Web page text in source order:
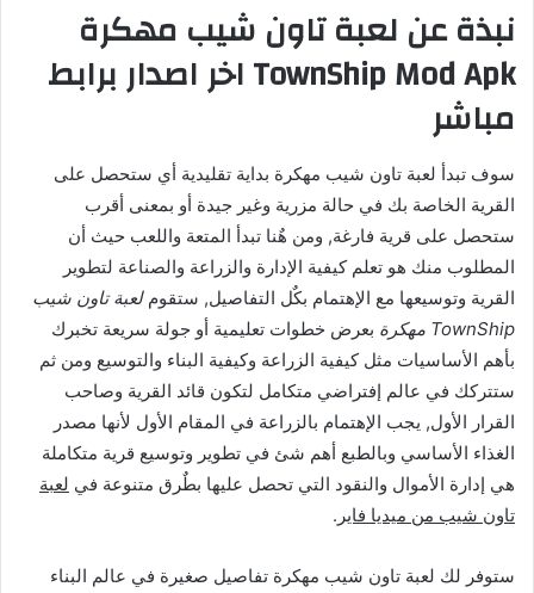
نبذة عن لعبة تاون شيب مهكرة
TownShip Mod Apk اخر اصدار برابط
مباشر
سوف تبدأ لعبة تاون شيب مهكرة بداية تقليدية أي ستحصل على
القرية الخاصة بك في حالة مزرية وغير جيدة أو بمعنى أقرب
ستحصل على قرية فارغة, ومن هٌنا تبدأ المتعة واللعب حيث أن
المطلوب منك هو تعلم كيفية الإدارة والزراعة والصناعة لتطوير
القرية وتوسيعها مع الإهتمام بكٌل التفاصيل, ستقوملعبة تاون شيب
TownShip مهكرة
بعرض خطوات تعليمية أو جولة سريعة تخبرك
بأهم الأساسيات مثل كيفية الزراعة وكيفية البناء والتوسيع ومن ثم
ستتركك في عالم إفتراضي متكامل لتكون قائد القرية وصاحب
القرار الأول, يجب الإهتمام بالزراعة في المقام الأول لأنها مصدر
الغذاء الأساسي وبالطبع أهم شئ في تطوير وتوسيع قرية متكاملة
هي إدارة الأموال والنقود التي تحصل عليها بطٌرق متنوعة في لعبة
تاون شيب من ميديا فاير .
ستوفر لك لعبة تاون شيب مهكرة تفاصيل صغيرة في عالم البناء